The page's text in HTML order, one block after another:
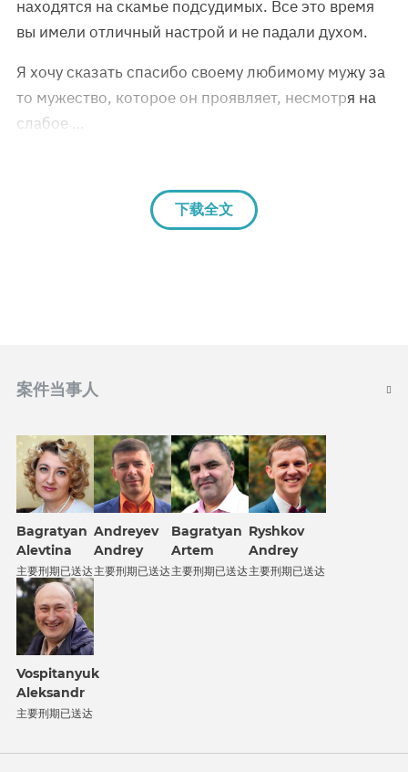
находятся на скамье подсудимых. Все это время
вы имели отличный настрой и не падали духом.
Я хочу сказать спасибо своему любимому мужу за
то мужество, которое он проявляет, несмотря на
слабое …
下载全文
案件当事人
Bagratyan
Alevtina
主要刑期已送达
Andreyev
Andrey
主要刑期已送达
Bagratyan
Artem
主要刑期已送达
Ryshkov
Andrey
主要刑期已送达
Vospitanyuk
Aleksandr
主要刑期已送达